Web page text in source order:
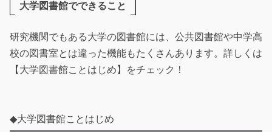
大学図書館でできること
研究機関でもある大学の図書館には、公共図書館や中学高
校の図書室とは違った機能もたくさんあります。詳しくは
【大学図書館ことはじめ】をチェック！
◆大学図書館ことはじめ